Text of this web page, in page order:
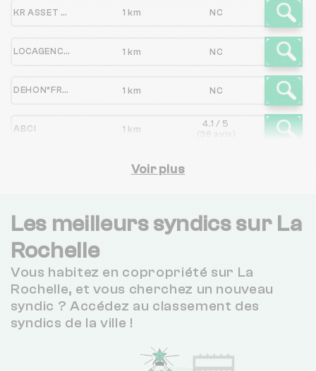
KR ASSET MANAGEMENT 1 km NC
LOCAGENCE - GUEMAS IMMOBILIER - GUEMAS IMMOPRO - BATIMO SERVICES 1 km NC
DEHON*FRANCOIS ALBERT/ 1 km NC
ABCI 1 km
4.1 / 5
(36 avis)
1 km
Nexity Lamy LA ROCHELLE
1 km
3.5 / 5
(274 avis)
ARDOUIN IMMOBILIER 1 km
4.5 / 5
(15 avis)
Voir plus
Les meilleurs syndics sur La
Rochelle
Vous habitez en copropriété sur La
Rochelle, et vous cherchez un nouveau
syndic ? Accédez au classement des
syndics de la ville !